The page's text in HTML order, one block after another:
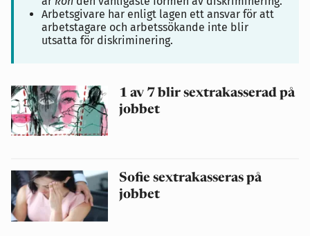
Arbetsgivare har enligt lagen ett ansvar för att
arbetstagare och arbetssökande inte blir
utsatta för diskriminering.
1 av 7 blir sextrakasserad på
jobbet
Sofie sextrakasseras på
jobbet